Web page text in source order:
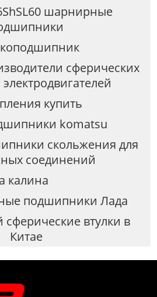
шарнирные
сферических
электродвигателей
купить
komatsu
скольжения для
соединений
калина
подшипники Лада
втулки в
Китае